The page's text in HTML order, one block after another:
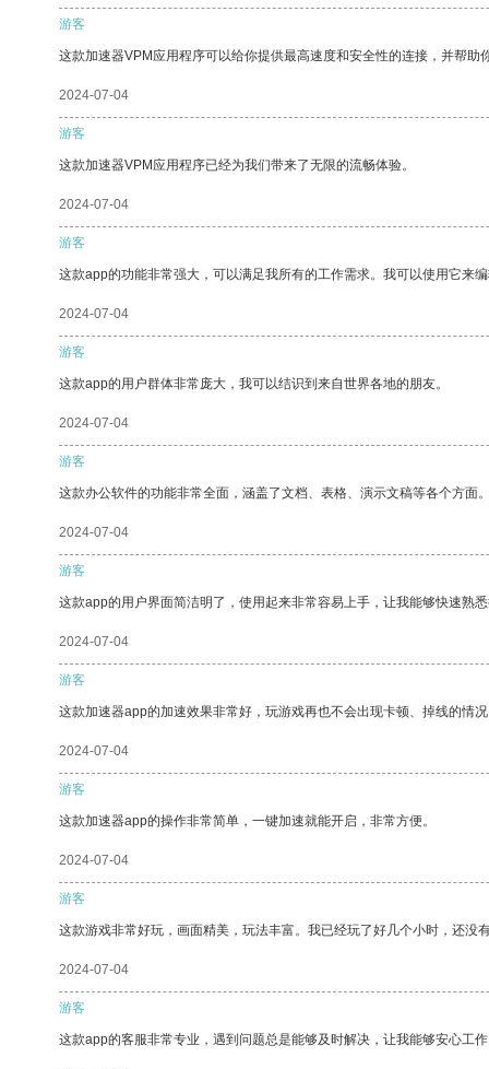
游客
这款加速器VPM应用程序可以给你提供最高速度和安全性的连接，并帮助
2024-07-04
游客
这款加速器VPM应用程序已经为我们带来了无限的流畅体验。
2024-07-04
游客
这款app的功能非常强大，可以满足我所有的工作需求。我可以使用它来
2024-07-04
游客
这款app的用户群体非常庞大，我可以结识到来自世界各地的朋友。
2024-07-04
游客
这款办公软件的功能非常全面，涵盖了文档、表格、演示文稿等各个方面
2024-07-04
游客
这款app的用户界面简洁明了，使用起来非常容易上手，让我能够快速熟
2024-07-04
游客
这款加速器app的加速效果非常好，玩游戏再也不会出现卡顿、掉线的情
2024-07-04
游客
这款加速器app的操作非常简单，一键加速就能开启，非常方便。
2024-07-04
游客
这款游戏非常好玩，画面精美，玩法丰富。我已经玩了好几个小时，还没
2024-07-04
游客
这款app的客服非常专业，遇到问题总是能够及时解决，让我能够安心工